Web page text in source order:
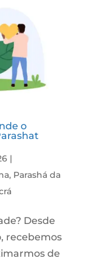
o
|
, Parashá da
Desde
recebemos
de